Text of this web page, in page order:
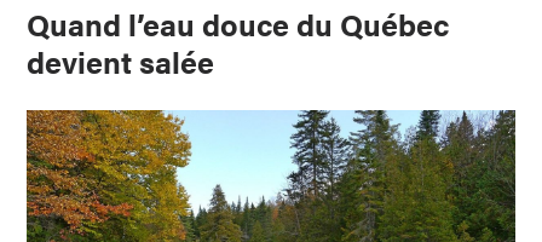
Quand l’eau douce du Québec
devient salée